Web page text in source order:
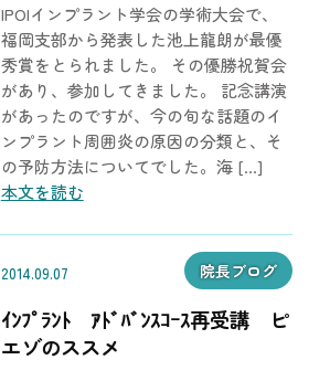
IPOIインプラント学会の学術大会で、
福岡支部から発表した池上龍朗が最優
秀賞をとられました。 その優勝祝賀会
があり、参加してきました。 記念講演
があったのですが、今の旬な話題のイ
ンプラント周囲炎の原因の分類と、そ
の予防方法についてでした。海 […]
本文を読む
2014.09.07
ｲﾝﾌﾟﾗﾝﾄ ｱﾄﾞﾊﾞﾝｽｺｰｽ再受講 ピ
エゾのススメ
院長ブログ